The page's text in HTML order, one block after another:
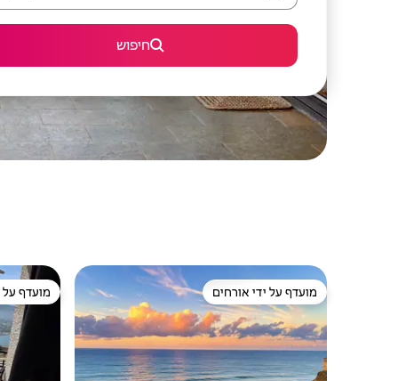
חיפוש
מועדף על ידי אורחים
מועדף על ידי אורחים מועדף על
מועדף על